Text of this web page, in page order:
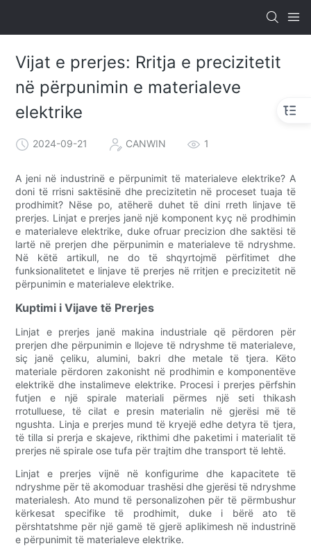
Vijat e prerjes: Rritja e precizitetit
në përpunimin e materialeve
elektrike
2024-09-21 CANWIN 1
A jeni në industrinë e përpunimit të materialeve elektrike? A
doni të rrisni saktësinë dhe precizitetin në proceset tuaja të
prodhimit? Nëse po, atëherë duhet të dini rreth linjave të
prerjes. Linjat e prerjes janë një komponent kyç në prodhimin
e materialeve elektrike, duke ofruar precizion dhe saktësi të
lartë në prerjen dhe përpunimin e materialeve të ndryshme.
Në këtë artikull, ne do të shqyrtojmë përfitimet dhe
funksionalitetet e linjave të prerjes në rritjen e precizitetit në
përpunimin e materialeve elektrike.
Kuptimi i Vijave të Prerjes
Linjat e prerjes janë makina industriale që përdoren për
prerjen dhe përpunimin e llojeve të ndryshme të materialeve,
siç janë çeliku, alumini, bakri dhe metale të tjera. Këto
materiale përdoren zakonisht në prodhimin e komponentëve
elektrikë dhe instalimeve elektrike. Procesi i prerjes përfshin
futjen e një spirale materiali përmes një seti thikash
rrotulluese, të cilat e presin materialin në gjerësi më të
ngushta. Linja e prerjes mund të kryejë edhe detyra të tjera,
të tilla si prerja e skajeve, rikthimi dhe paketimi i materialit të
prerjes në spirale ose tufa për trajtim dhe transport të lehtë.
Linjat e prerjes vijnë në konfigurime dhe kapacitete të
ndryshme për të akomoduar trashësi dhe gjerësi të ndryshme
materialesh. Ato mund të personalizohen për të përmbushur
kërkesat specifike të prodhimit, duke i bërë ato të
përshtatshme për një gamë të gjerë aplikimesh në industrinë
e përpunimit të materialeve elektrike.